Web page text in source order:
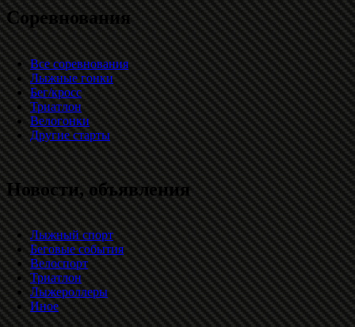
Соревнования
Все соревнования
Лыжные гонки
Бег/кросс
Триатлон
Велогонки
Другие старты
Новости, объявления
Лыжный спорт
Беговые события
Велоспорт
Триатлон
Лыжероллеры
Иное